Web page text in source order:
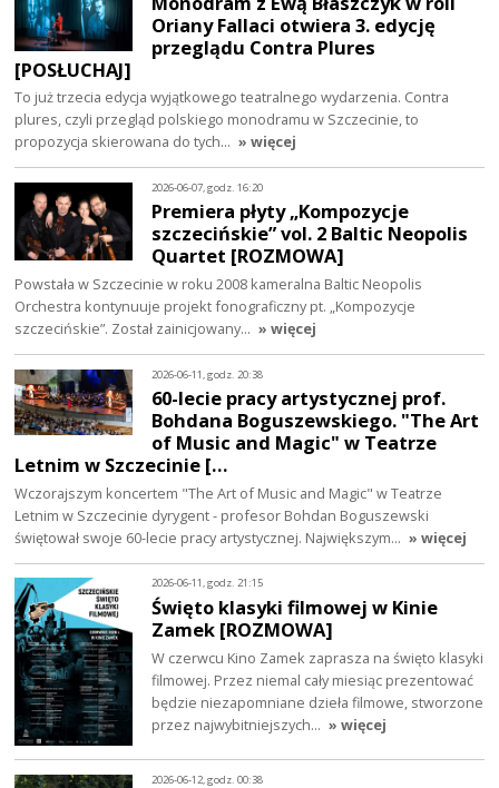
Oriany Fallaci otwiera 3. edycję
przeglądu Contra Plures
[POSŁUCHAJ]
To już trzecia edycja wyjątkowego teatralnego wydarzenia. Contra
plures, czyli przegląd polskiego monodramu w Szczecinie, to
propozycja skierowana do tych… » więcej
2026-06-07, godz. 16:20
Premiera płyty „Kompozycje
szczecińskie” vol. 2 Baltic Neopolis
Quartet [ROZMOWA]
Powstała w Szczecinie w roku 2008 kameralna Baltic Neopolis
Orchestra kontynuuje projekt fonograficzny pt. „Kompozycje
szczecińskie”. Został zainicjowany… » więcej
2026-06-11, godz. 20:38
60-lecie pracy artystycznej prof.
Bohdana Boguszewskiego. "The Art
of Music and Magic" w Teatrze
Letnim w Szczecinie […
Wczorajszym koncertem "The Art of Music and Magic" w Teatrze
Letnim w Szczecinie dyrygent - profesor Bohdan Boguszewski
świętował swoje 60-lecie pracy artystycznej. Największym… » więcej
2026-06-11, godz. 21:15
Święto klasyki filmowej w Kinie
Zamek [ROZMOWA]
W czerwcu Kino Zamek zaprasza na święto klasyki
filmowej. Przez niemal cały miesiąc prezentować
będzie niezapomniane dzieła filmowe, stworzone
przez najwybitniejszych… » więcej
2026-06-12, godz. 00:38